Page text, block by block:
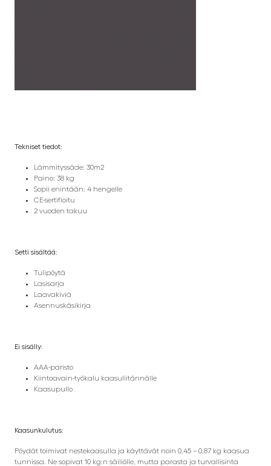
Tekniset tiedot:
Lämmityssäde: 30m2
Paino: 38 kg
Sopii enintään: 4 hengelle
CE-sertifioitu
2 vuoden takuu
Setti sisältää:
Tulipöytä
Lasisarja
Laavakiviä
Asennuskäsikirja
Ei sisälly:
AAA-paristo
Kiintoavain-työkalu kaasuliitännälle
Kaasupullo
Kaasunkulutus:
Pöydät toimivat nestekaasulla ja käyttävät noin 0,45 – 0,87 kg kaasua
tunnissa. Ne sopivat 10 kg:n säiliölle, mutta parasta ja turvallisinta